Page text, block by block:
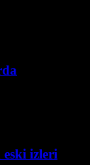
eski izleri